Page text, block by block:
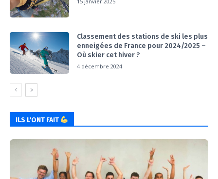
Classement des stations de ski les plus
enneigées de France pour 2024/2025 –
Où skier cet hiver ?
4 décembre 2024
ILS L'ONT FAIT